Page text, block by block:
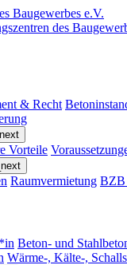
& Recht
Vorteile
Raumvermietung BZB
Beton- und
Wärme-, Kälte-,